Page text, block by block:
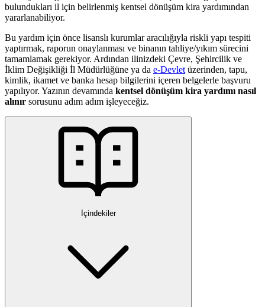
bulundukları il için belirlenmiş kentsel dönüşüm kira yardımından
yararlanabiliyor.
Bu yardım için önce lisanslı kurumlar aracılığıyla riskli yapı tespiti
yaptırmak, raporun onaylanması ve binanın tahliye/yıkım sürecini
tamamlamak gerekiyor. Ardından ilinizdeki Çevre, Şehircilik ve
İklim Değişikliği İl Müdürlüğüne ya da e-Devlet üzerinden, tapu,
kimlik, ikamet ve banka hesap bilgilerini içeren belgelerle başvuru
yapılıyor. Yazının devamında kentsel dönüşüm kira yardımı nasıl
alınır sorusunu adım adım işleyeceğiz.
İçindekiler